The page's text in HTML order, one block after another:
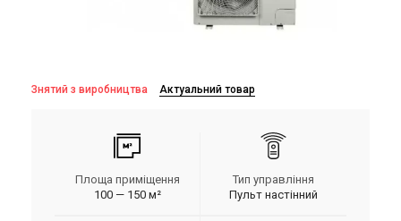
Знятий з виробництва Актуальний товар
Площа приміщення
100 — 150 м²
Тип управління
Пульт настінний